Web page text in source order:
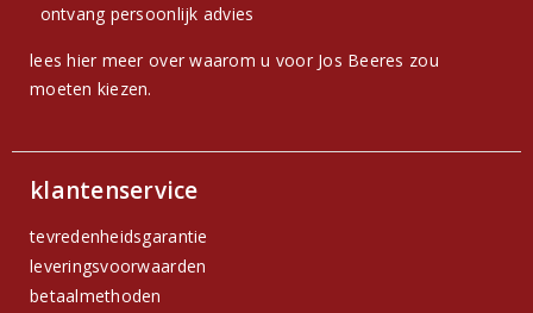
ontvang persoonlijk advies
lees hier meer over waarom u voor Jos Beeres zou
moeten kiezen.
klantenservice
tevredenheidsgarantie
leveringsvoorwaarden
betaalmethoden